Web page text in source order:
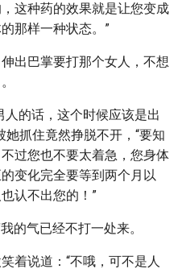
这种药的效果就是让您变成
那样一种状态。”
出巴掌要打那个女人，不想
人的话，这个时候应该是出
抓住竟然挣脱不开，“要知
过您也不要太着急，您身体
变化完全要等到两个月以
认不出您的！”
的气已经不打一处来。
着说道：“不哦，可不是人